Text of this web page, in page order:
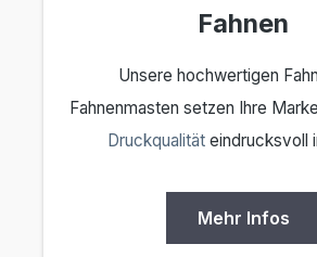
Fahnen
Unsere hochwertigen
Fahnenmasten setzen Ihre
Druckqualitäteindrucksvoll
Mehr Infos